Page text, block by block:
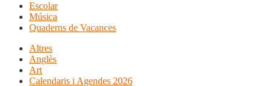
Escolar
Música
Quaderns de Vacances
Altres
Anglès
Art
Calendaris i Agendes 2026